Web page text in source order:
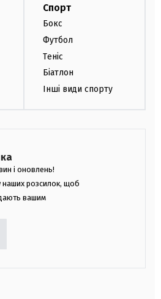
Спорт
Бокс
Футбол
Теніс
Біатлон
Інші види спорту
і оновлень!
наших розсилок, щоб
вашим